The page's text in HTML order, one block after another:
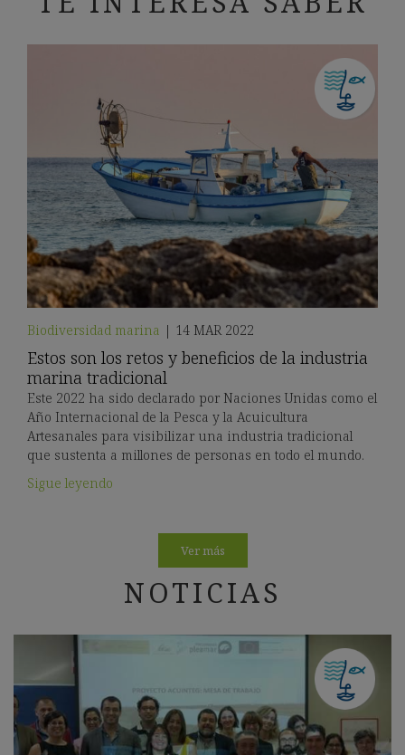
Biodiversidad marina | 14 MAR 2022
Estos son los retos y beneficios de la industria
marina tradicional
Este 2022 ha sido declarado por Naciones Unidas como el
Año Internacional de la Pesca y la Acuicultura
Artesanales para visibilizar una industria tradicional
que sustenta a millones de personas en todo el mundo.
Sigue leyendo
Ver más
NOTICIAS